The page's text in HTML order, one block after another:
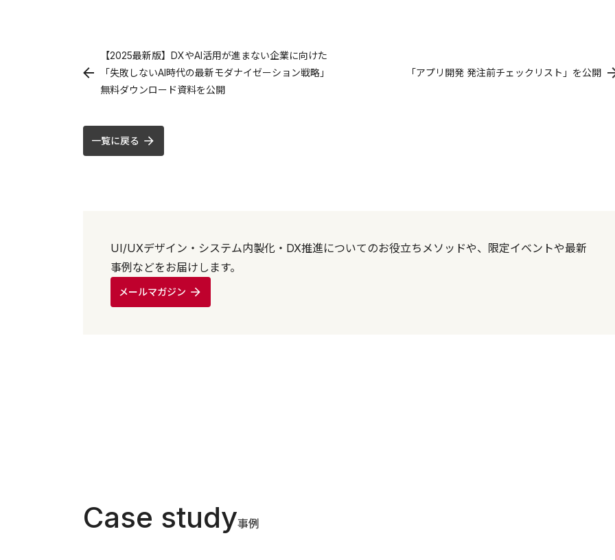
【2025最新版】DXやAI活用が進まない企業に向けた
「失敗しないAI時代の最新モダナイゼーション戦略」
無料ダウンロード資料を公開
「アプリ開発 発注前チェックリスト」を公開
一覧に戻る
UI/UXデザイン・システム内製化・DX推進についてのお役立ちメソッドや、限定イベントや最新
事例などをお届けします。
メールマガジン
Case study事例